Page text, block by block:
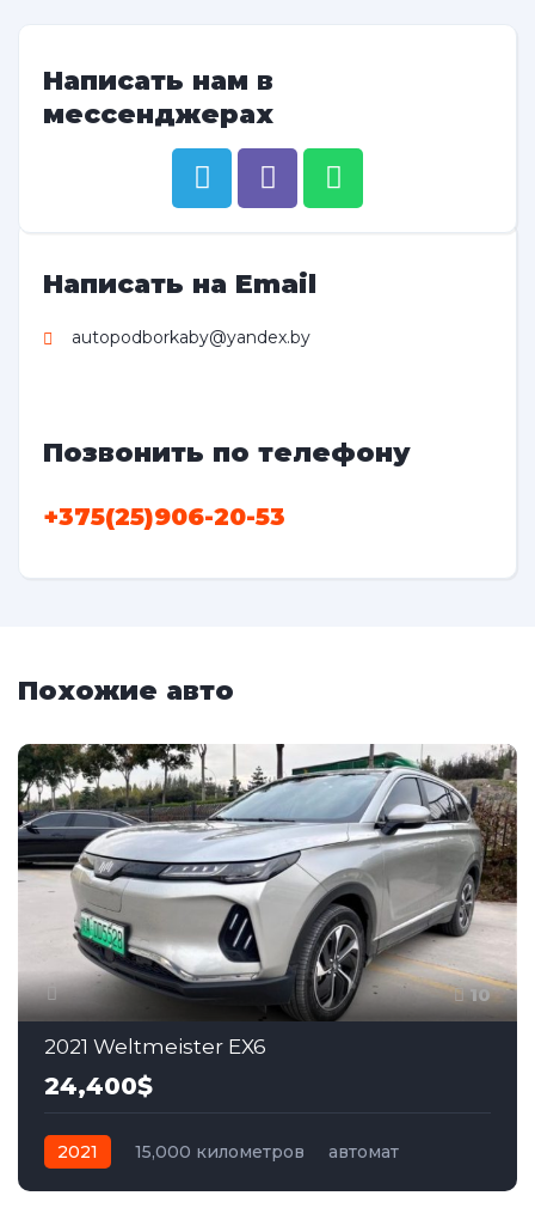
Написать нам в
мессенджерах
Написать на Email
autopodborkaby@yandex.by
Позвонить по телефону
+375(25)906-20-53
Похожие авто
10
2021 Weltmeister EX6
24,400$
2021 15,000 километров
автомат